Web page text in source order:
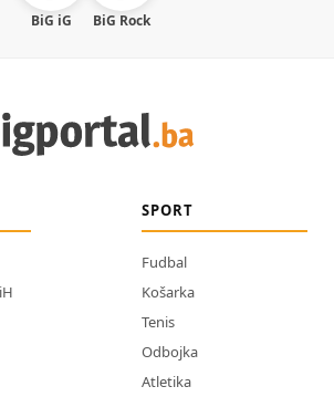
BiG iG BiG Rock
SPORT
Fudbal
Košarka
Tenis
Odbojka
Atletika